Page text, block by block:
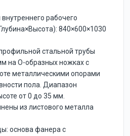
рабочего
840×600×1030
стальной трубы
на О-образных ножках с
металлическими опорами
пола. Диапазон
от 0 до 35 мм.
из листового металла
основа фанера с